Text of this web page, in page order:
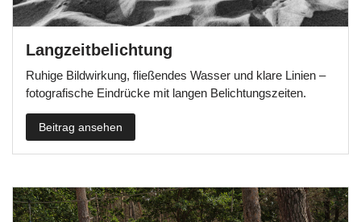
Langzeitbelichtung
Ruhige Bildwirkung, fließendes Wasser und klare Linien –
fotografische Eindrücke mit langen Belichtungszeiten.
Beitrag ansehen